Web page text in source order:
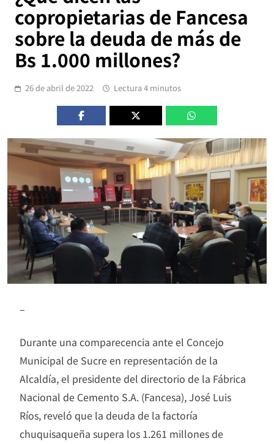
copropietarias de Fancesa
sobre la deuda de más de
Bs 1.000 millones?
26 de abril de 2022 Lectura 4 minutos
–
Durante una comparecencia ante el Concejo
Municipal de Sucre en representación de la
Alcaldía, el presidente del directorio de la Fábrica
Nacional de Cemento S.A. (Fancesa), José Luis
Ríos, reveló que la deuda de la factoría
chuquisaqueña supera los 1.261 millones de